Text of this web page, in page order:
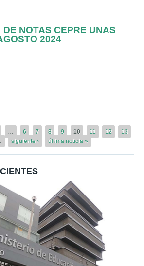
NOTAS CEPRE UNAS
2024
… 6 7 8 9 10 11 12
13
siguiente › última noticia »